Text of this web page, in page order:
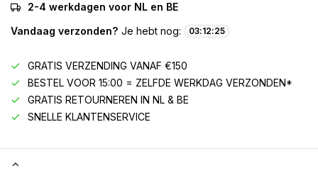
2-4 werkdagen voor NL en BE
Vandaag verzonden? Je hebt nog: 03:12:25
GRATIS VERZENDING VANAF €150
BESTEL VOOR 15:00 = ZELFDE WERKDAG VERZONDEN*
GRATIS RETOURNEREN IN NL & BE
SNELLE KLANTENSERVICE